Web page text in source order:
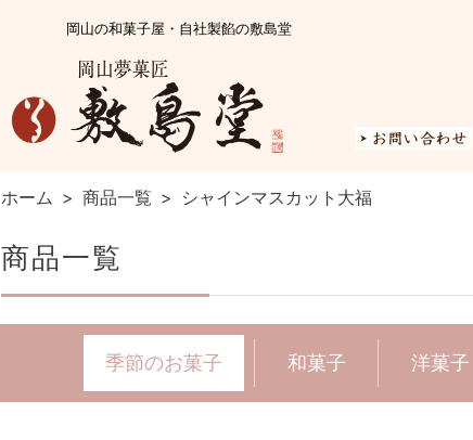
岡山の和菓子屋・自社製餡の敷島堂
ホーム > 商品一覧 > シャインマスカット大福
商品一覧
季節のお菓子 和菓子 洋菓子